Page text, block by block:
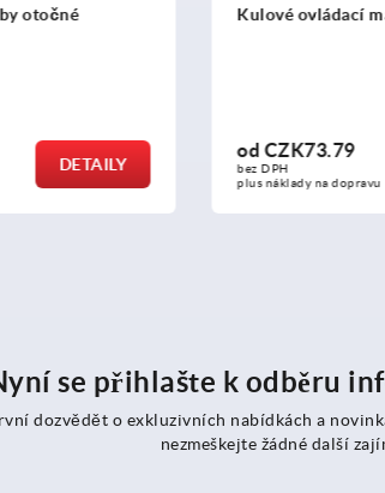
Kulové ovládací matice a šrouby
od CZK73.79
bez DPH
plus náklady na dopravu
DETAILY
se přihlašte k odběru
dozvědět o exkluzivních nabídkách a
nezmeškejte žádné další